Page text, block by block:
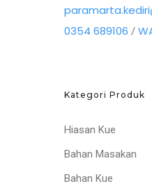
0354 689106 /
Kategori Produk
Hiasan Kue
Bahan Masakan
Bahan Kue